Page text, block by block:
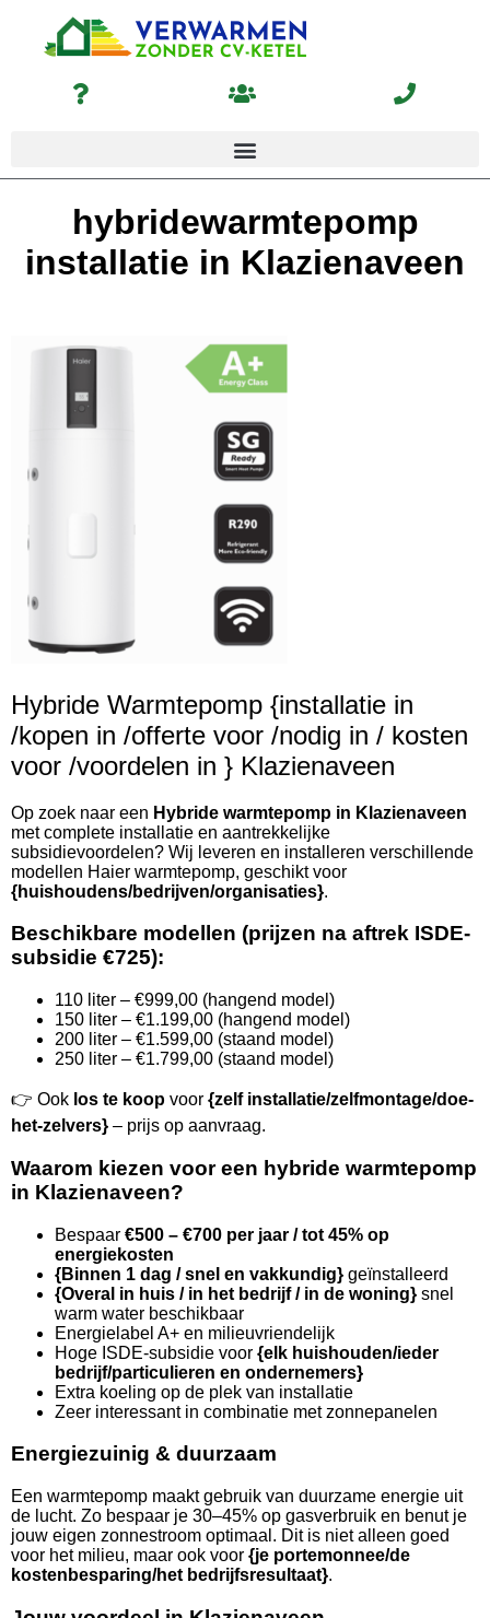
hybridewarmtepomp
installatie in Klazienaveen
Hybride Warmtepomp {installatie in
/kopen in /offerte voor /nodig in / kosten
voor /voordelen in } Klazienaveen
Op zoek naar een Hybride warmtepomp in Klazienaveen
met complete installatie en aantrekkelijke
subsidievoordelen? Wij leveren en installeren verschillende
modellen Haier warmtepomp, geschikt voor
{huishoudens/bedrijven/organisaties}.
Beschikbare modellen (prijzen na aftrek ISDE-
subsidie €725):
110 liter – €999,00 (hangend model)
150 liter – €1.199,00 (hangend model)
200 liter – €1.599,00 (staand model)
250 liter – €1.799,00 (staand model)
👉 Ook los te koop voor {zelf installatie/zelfmontage/doe-
het-zelvers} – prijs op aanvraag.
Waarom kiezen voor een hybride warmtepomp
in Klazienaveen?
Bespaar €500 – €700 per jaar / tot 45% op
energiekosten
{Binnen 1 dag / snel en vakkundig} geïnstalleerd
{Overal in huis / in het bedrijf / in de woning} snel
warm water beschikbaar
Energielabel A+ en milieuvriendelijk
Hoge ISDE-subsidie voor {elk huishouden/ieder
bedrijf/particulieren en ondernemers}
Extra koeling op de plek van installatie
Zeer interessant in combinatie met zonnepanelen
Energiezuinig & duurzaam
Een warmtepomp maakt gebruik van duurzame energie uit
de lucht. Zo bespaar je 30–45% op gasverbruik en benut je
jouw eigen zonnestroom optimaal. Dit is niet alleen goed
voor het milieu, maar ook voor {je portemonnee/de
kostenbesparing/het bedrijfsresultaat}.